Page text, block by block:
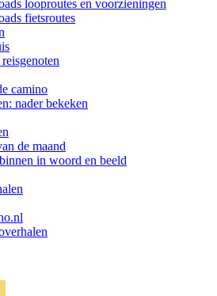
looproutes en voorzieningen
fietsroutes
camino
nader bekeken
de maand
in woord en beeld